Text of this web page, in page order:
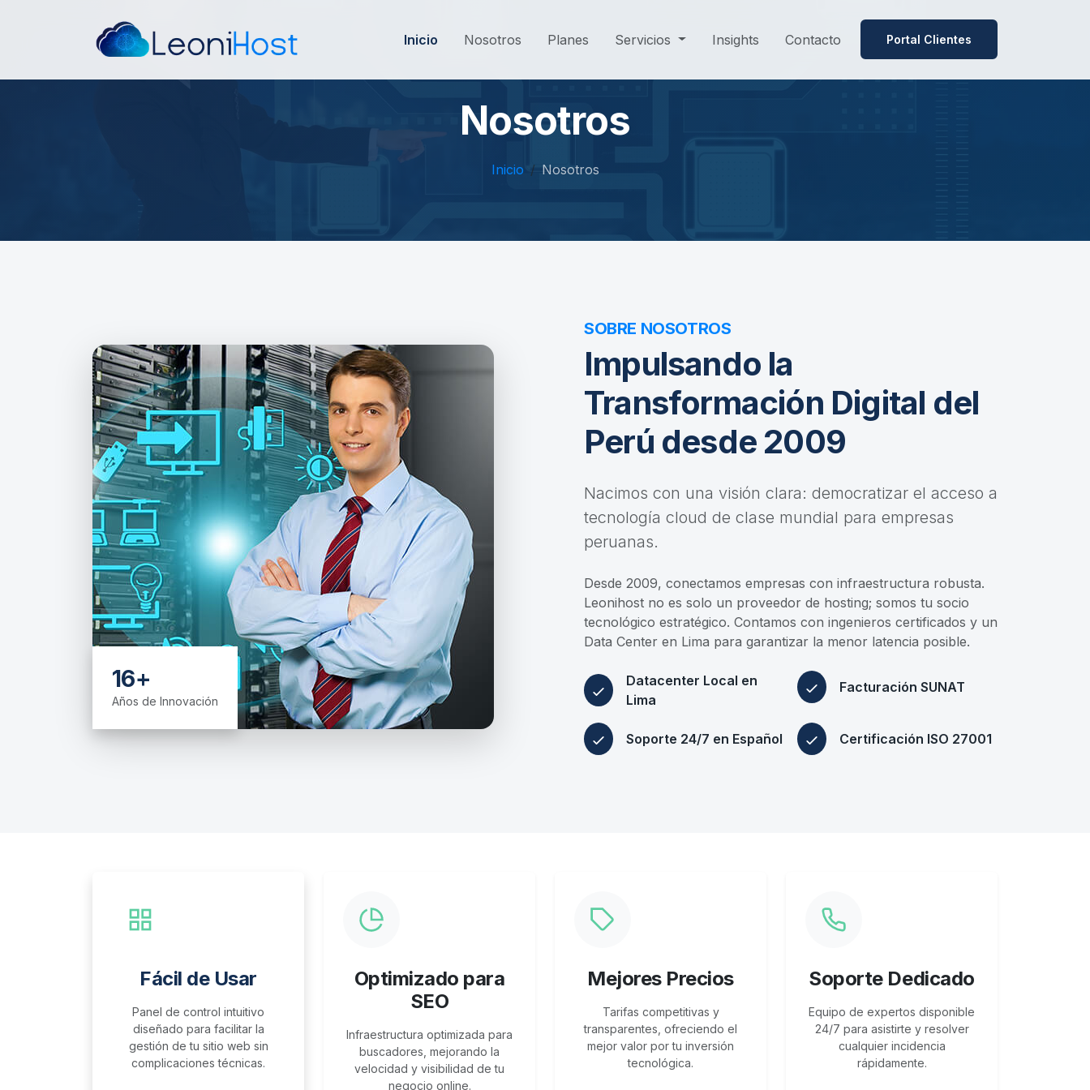
Inicio Nosotros Planes Servicios Insights Contacto Portal Clientes
Nosotros
Inicio Nosotros
16+
Años de Innovación
SOBRE NOSOTROS
Impulsando la
Transformación Digital del
Perú desde 2009
Nacimos con una visión clara: democratizar el acceso a
tecnología cloud de clase mundial para empresas
peruanas.
Desde 2009, conectamos empresas con infraestructura robusta.
Leonihost no es solo un proveedor de hosting; somos tu socio
tecnológico estratégico. Contamos con ingenieros certificados y un
Data Center en Lima para garantizar la menor latencia posible.
Datacenter Local en
Lima
Facturación SUNAT
Soporte 24/7 en Español Certificación ISO 27001
Fácil de Usar
Panel de control intuitivo
diseñado para facilitar la
gestión de tu sitio web sin
complicaciones técnicas.
Optimizado para
SEO
Infraestructura optimizada para
buscadores, mejorando la
velocidad y visibilidad de tu
negocio online.
Mejores Precios
Tarifas competitivas y
transparentes, ofreciendo el
mejor valor por tu inversión
tecnológica.
Soporte Dedicado
Equipo de expertos disponible
24/7 para asistirte y resolver
cualquier incidencia
rápidamente.